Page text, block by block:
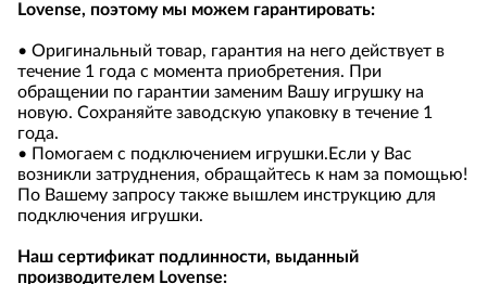
Lovense, поэтому мы можем гарантировать:
• Оригинальный товар, гарантия на него действует в
течение 1 года с момента приобретения. При
обращении по гарантии заменим Вашу игрушку на
новую. Сохраняйте заводскую упаковку в течение 1
года.
• Помогаем с подключением игрушки.Если у Вас
возникли затруднения, обращайтесь к нам за помощью!
По Вашему запросу также вышлем инструкцию для
подключения игрушки.
Наш сертификат подлинности, выданный
производителем Lovense: